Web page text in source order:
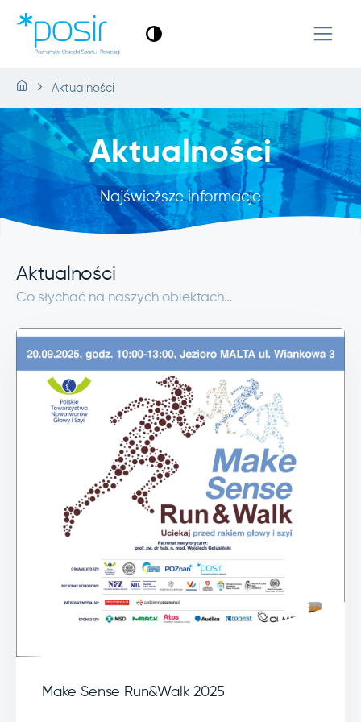
Aktualności
Aktualności
Najświeższe informacje
Aktualności
Co słychać na naszych obiektach…
Make Sense Run&Walk 2025